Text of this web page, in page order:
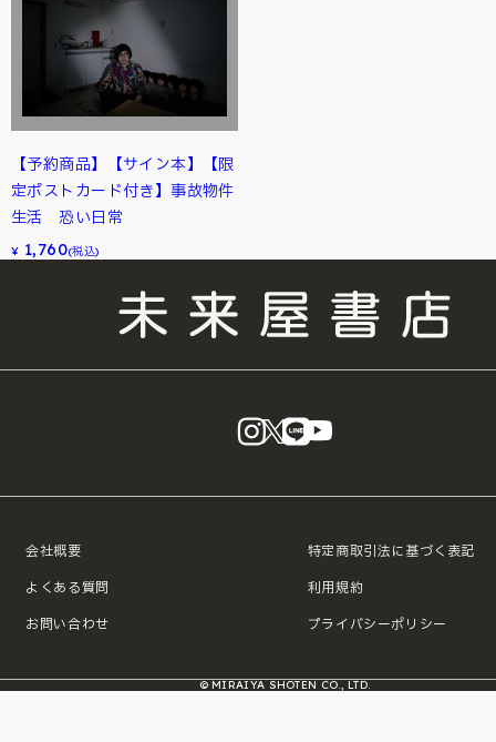
【予約商品】【サイン本】【限
定ポストカード付き】事故物件
生活 恐い日常
¥ 1,760(税込)
instagram
X LINE
会社概要
よくある質問
お問い合わせ
特定商取引法に基づく表記
利用規約
プライバシーポリシー
© MIRAIYA SHOTEN CO., LTD.